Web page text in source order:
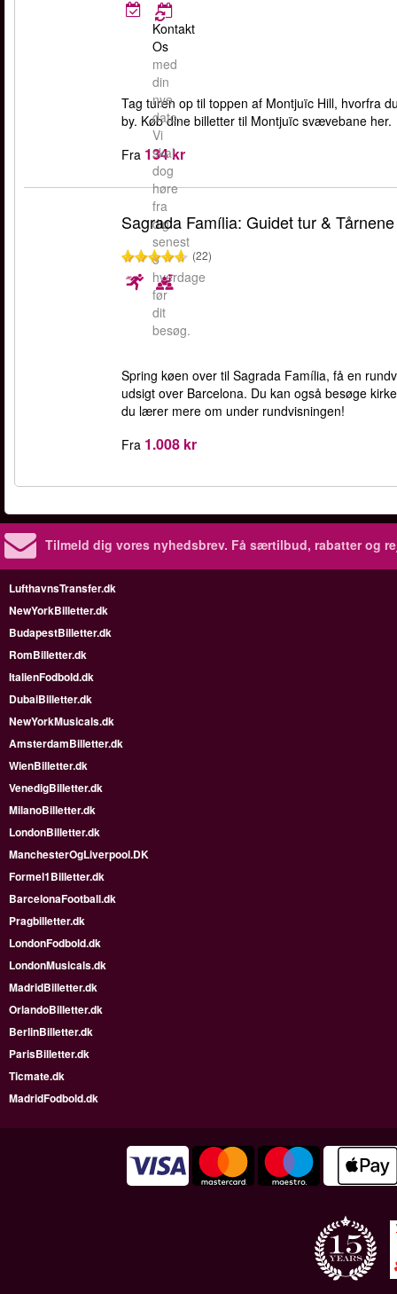
Kontakt
Os
med
din
nye
dato.
Vi
skal
dog
høre
fra
dig
senest
5
hverdage
før
dit
besøg.
Tag turen op til toppen af Montjuïc Hill, hvorfra
by. Køb dine billetter til Montjuïc svævebane her.
Fra 134 kr
Sagrada Família: Guidet tur & Tårnene
(22)
Spring køen over til Sagrada Família, få en
udsigt over Barcelona. Du kan også besøge
du lærer mere om under rundvisningen!
Fra 1.008 kr
Tilmeld dig vores nyhedsbrev. Få særtilbud, rabatter og
LufthavnsTransfer.dk
NewYorkBilletter.dk
BudapestBilletter.dk
RomBilletter.dk
ItalienFodbold.dk
DubaiBilletter.dk
NewYorkMusicals.dk
AmsterdamBilletter.dk
WienBilletter.dk
VenedigBilletter.dk
MilanoBilletter.dk
LondonBilletter.dk
ManchesterOgLiverpool.DK
Formel1Billetter.dk
BarcelonaFootball.dk
Pragbilletter.dk
LondonFodbold.dk
LondonMusicals.dk
MadridBilletter.dk
OrlandoBilletter.dk
BerlinBilletter.dk
ParisBilletter.dk
Ticmate.dk
MadridFodbold.dk